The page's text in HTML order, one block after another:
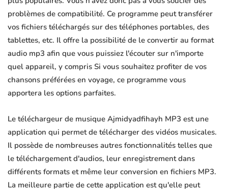
problèmes de compatibilité. Ce programme peut transférer
vos fichiers téléchargés sur des téléphones portables, des
tablettes, etc. Il offre la possibilité de le convertir au format
audio mp3 afin que vous puissiez l'écouter sur n'importe
quel appareil, y compris Si vous souhaitez profiter de vos
chansons préférées en voyage, ce programme vous
apportera les options parfaites.
Le téléchargeur de musique Ajmidyadfihayh MP3 est une
application qui permet de télécharger des vidéos musicales.
Il possède de nombreuses autres fonctionnalités telles que
le téléchargement d'audios, leur enregistrement dans
différents formats et même leur conversion en fichiers MP3.
La meilleure partie de cette application est qu'elle peut